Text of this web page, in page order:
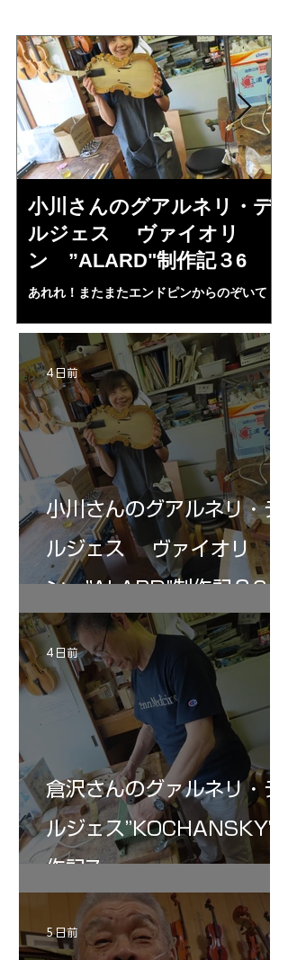
小川さんのグアルネリ・デ
ルジェス ヴァイオリ
ン ”ALARD"制作記３6
あれれ！またまたエンドピンからのぞいて
部やり直し。エンドピン脇をヤスリ、ノミ、
ペーパー１００゜で徹底して削る。やっと光
が消えた。にかわで再度閉じる。消えた――
の小川さんの笑顔が満開となる・・。いよい
よ来週からニス塗りか？
小川さんのグアルネリ・デ
ルジェス ヴァイオリ
ン ”ALARD"制作記３6
4 日前
倉沢さんのグァルネリ・デ
ルジェス”KOCHANSKY"制
作記7
4 日前
5 日前